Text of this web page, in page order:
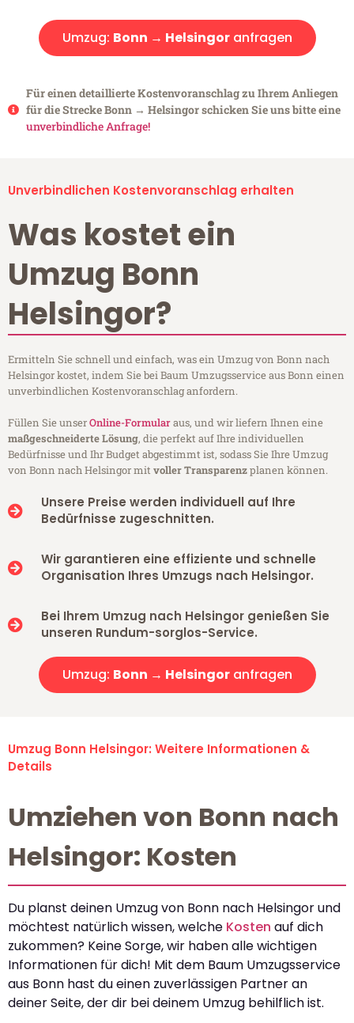
Umzug: Bonn → Helsingoranfragen
Für einen detaillierte Kostenvoranschlag zu Ihrem Anliegen
für die Strecke Bonn → Helsingor schicken Sie uns bitte eine
unverbindliche Anfrage!
Unverbindlichen Kostenvoranschlag erhalten
Was kostet ein
Umzug Bonn
Helsingor?
Ermitteln Sie schnell und einfach, was ein Umzug von Bonn nach
Helsingor kostet, indem Sie bei Baum Umzugsservice aus Bonn einen
unverbindlichen Kostenvoranschlag anfordern.
Füllen Sie unserOnline-Formularaus, und wir liefern Ihnen eine
maßgeschneiderte Lösung, die perfekt auf Ihre individuellen
Bedürfnisse und Ihr Budget abgestimmt ist, sodass Sie Ihre Umzug
von Bonn nach Helsingor mitvoller Transparenzplanen können.
Unsere Preise werden individuell auf Ihre
Bedürfnisse zugeschnitten.
Wir garantieren eine effiziente und schnelle
Organisation Ihres Umzugs nach Helsingor.
Bei Ihrem Umzug nach Helsingor genießen Sie
unseren Rundum-sorglos-Service.
Umzug: Bonn → Helsingoranfragen
Umzug Bonn Helsingor: Weitere Informationen &
Details
Umziehen von Bonn nach
Helsingor: Kosten
Du planst deinen Umzug von Bonn nach Helsingor und
möchtest natürlich wissen, welche Kosten auf dich
zukommen? Keine Sorge, wir haben alle wichtigen
Informationen für dich! Mit dem Baum Umzugsservice
aus Bonn hast du einen zuverlässigen Partner an
deiner Seite, der dir bei deinem Umzug behilflich ist.